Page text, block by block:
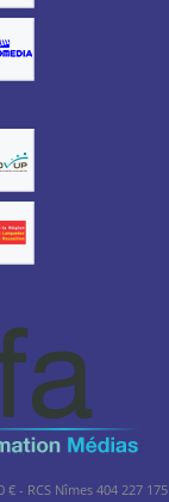
€ - RCS Nîmes 404 227 175